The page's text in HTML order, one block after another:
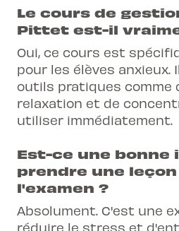
Le cours de
Pittet est-il
Oui, ce cours est
pour les élèves anxieux.
outils pratiques comme
relaxation et de
utiliser immédiatement.
Est-ce une bonne
prendre une
l'examen ?
Absolument. C'est une
réduire le stress et